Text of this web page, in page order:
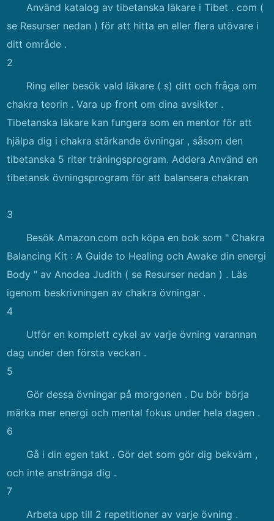
Använd katalog av tibetanska läkare i Tibet . com (
se Resurser nedan ) för att hitta en eller flera utövare i
ditt område .
2
Ring eller besök vald läkare ( s) ditt och fråga om
chakra teorin . Vara up front om dina avsikter .
Tibetanska läkare kan fungera som en mentor för att
hjälpa dig i chakra stärkande övningar , såsom den
tibetanska 5 riter träningsprogram. Addera Använd en
tibetansk övningsprogram för att balansera chakran
3
Besök Amazon.com och köpa en bok som " Chakra
Balancing Kit : A Guide to Healing och Awake din energi
Body " av Anodea Judith ( se Resurser nedan ) . Läs
igenom beskrivningen av chakra övningar .
4
Utför en komplett cykel av varje övning varannan
dag under den första veckan .
5
Gör dessa övningar på morgonen . Du bör börja
märka mer energi och mental fokus under hela dagen .
6
Gå i din egen takt . Gör det som gör dig bekväm ,
och inte anstränga dig .
7
Arbeta upp till 2 repetitioner av varje övning .